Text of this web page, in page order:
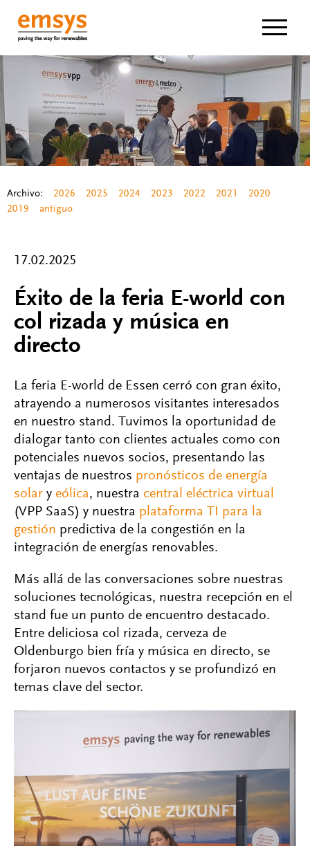
Archivo: 2026 2025 2024 2023 2022 2021
2020
2019
antiguo
17.02.2025
Éxito de la feria E-world con
col rizada y música en
directo
La feria E-world de Essen cerró con gran éxito,
atrayendo a numerosos visitantes interesados
en nuestro stand. Tuvimos la oportunidad de
dialogar tanto con clientes actuales como con
potenciales nuevos socios, presentando las
ventajas de nuestros pronósticos de energía
solar y eólica, nuestra central eléctrica virtual
(VPP SaaS) y nuestra plataforma TI para la
gestión predictiva de la congestión en la
integración de energías renovables.
Más allá de las conversaciones sobre nuestras
soluciones tecnológicas, nuestra recepción en el
stand fue un punto de encuentro destacado.
Entre deliciosa col rizada, cerveza de
Oldenburgo bien fría y música en directo, se
forjaron nuevos contactos y se profundizó en
temas clave del sector.